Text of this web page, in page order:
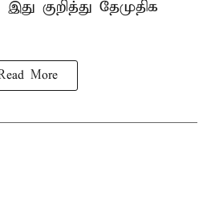
குறித்து தேமுதிக
More